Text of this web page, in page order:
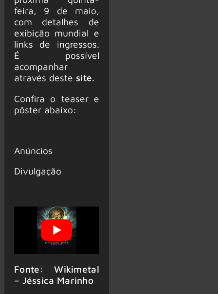
feira, 9 de maio,
com detalhes de
exibição mundial e
links de ingressos.
É possível
acompanhar
através deste site.
Confira o teaser e
pôster abaixo:
Anúncios
Divulgação
Fonte: Wikimetal
– Jéssica Marinho